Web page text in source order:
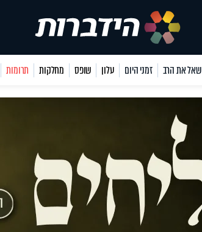
שאל את הרב זמני היום עלון שופס מחלקות תרומות